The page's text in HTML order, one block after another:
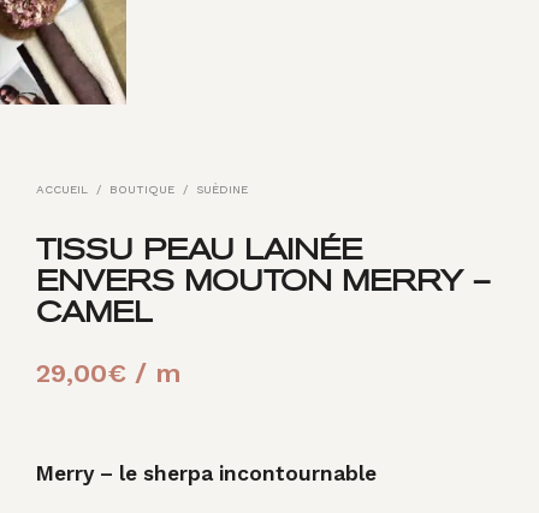
ACCUEIL / BOUTIQUE / SUÈDINE
TISSU PEAU LAINÉE
ENVERS MOUTON MERRY –
CAMEL
29,00€ / m
Merry – le sherpa incontournable